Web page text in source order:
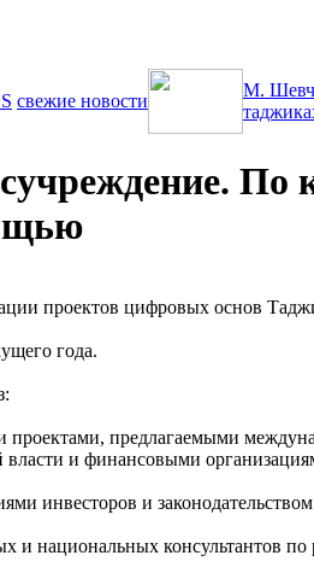
свежие новости
М.
проектов цифровых основ
года.
предлагаемыми
власти и финансовыми
инвесторов и
и национальных консультантов